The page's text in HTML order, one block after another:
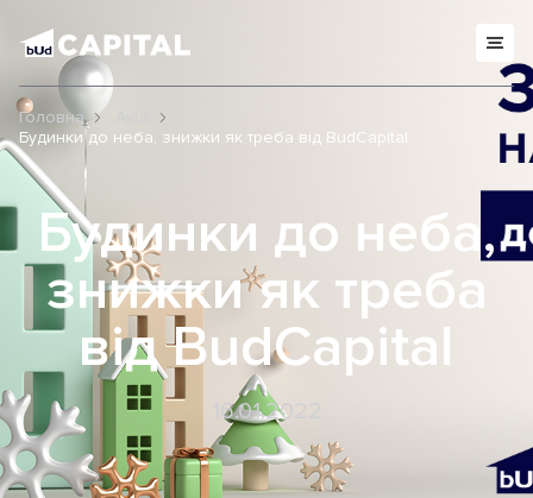
Головна
Будинки до неба, знижки як треба від BudCapital
Будинки до неба,
знижки як треба
від BudCapital
16.01.2022